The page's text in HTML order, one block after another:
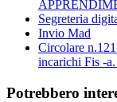
Segreteria
Invio Mad
Circolare
incarichi Fis -
Potrebbero